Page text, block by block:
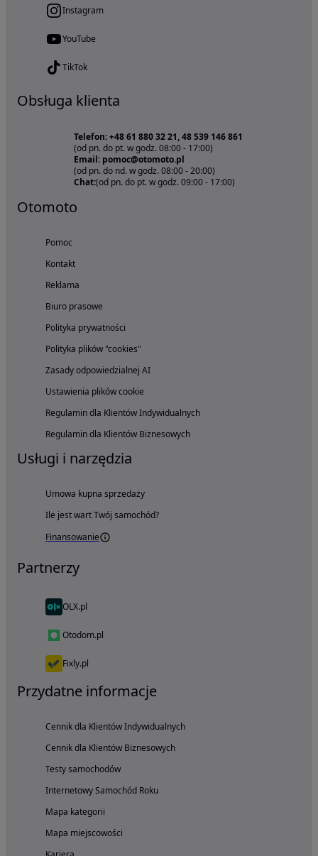
Instagram
YouTube
TikTok
Obsługa klienta
Telefon: +48 61 880 32 21, 48 539 146 861
(od pn. do pt. w godz. 08:00 - 17:00)
Email: pomoc@otomoto.pl
(od pn. do nd. w godz. 08:00 - 20:00)
Chat:(od pn. do pt. w godz. 09:00 - 17:00)
Otomoto
Pomoc
Kontakt
Reklama
Biuro prasowe
Polityka prywatności
Polityka plików "cookies"
Zasady odpowiedzialnej AI
Ustawienia plików cookie
Regulamin dla Klientów Indywidualnych
Regulamin dla Klientów Biznesowych
Usługi i narzędzia
Umowa kupna sprzedaży
Ile jest wart Twój samochód?
Finansowanie
Partnerzy
OLX.pl
Otodom.pl
Fixly.pl
Przydatne informacje
Cennik dla Klientów Indywidualnych
Cennik dla Klientów Biznesowych
Testy samochodów
Internetowy Samochód Roku
Mapa kategorii
Mapa miejscowości